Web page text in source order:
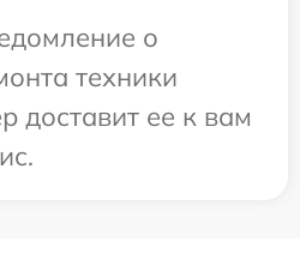
о
техники
доставит ее к вам